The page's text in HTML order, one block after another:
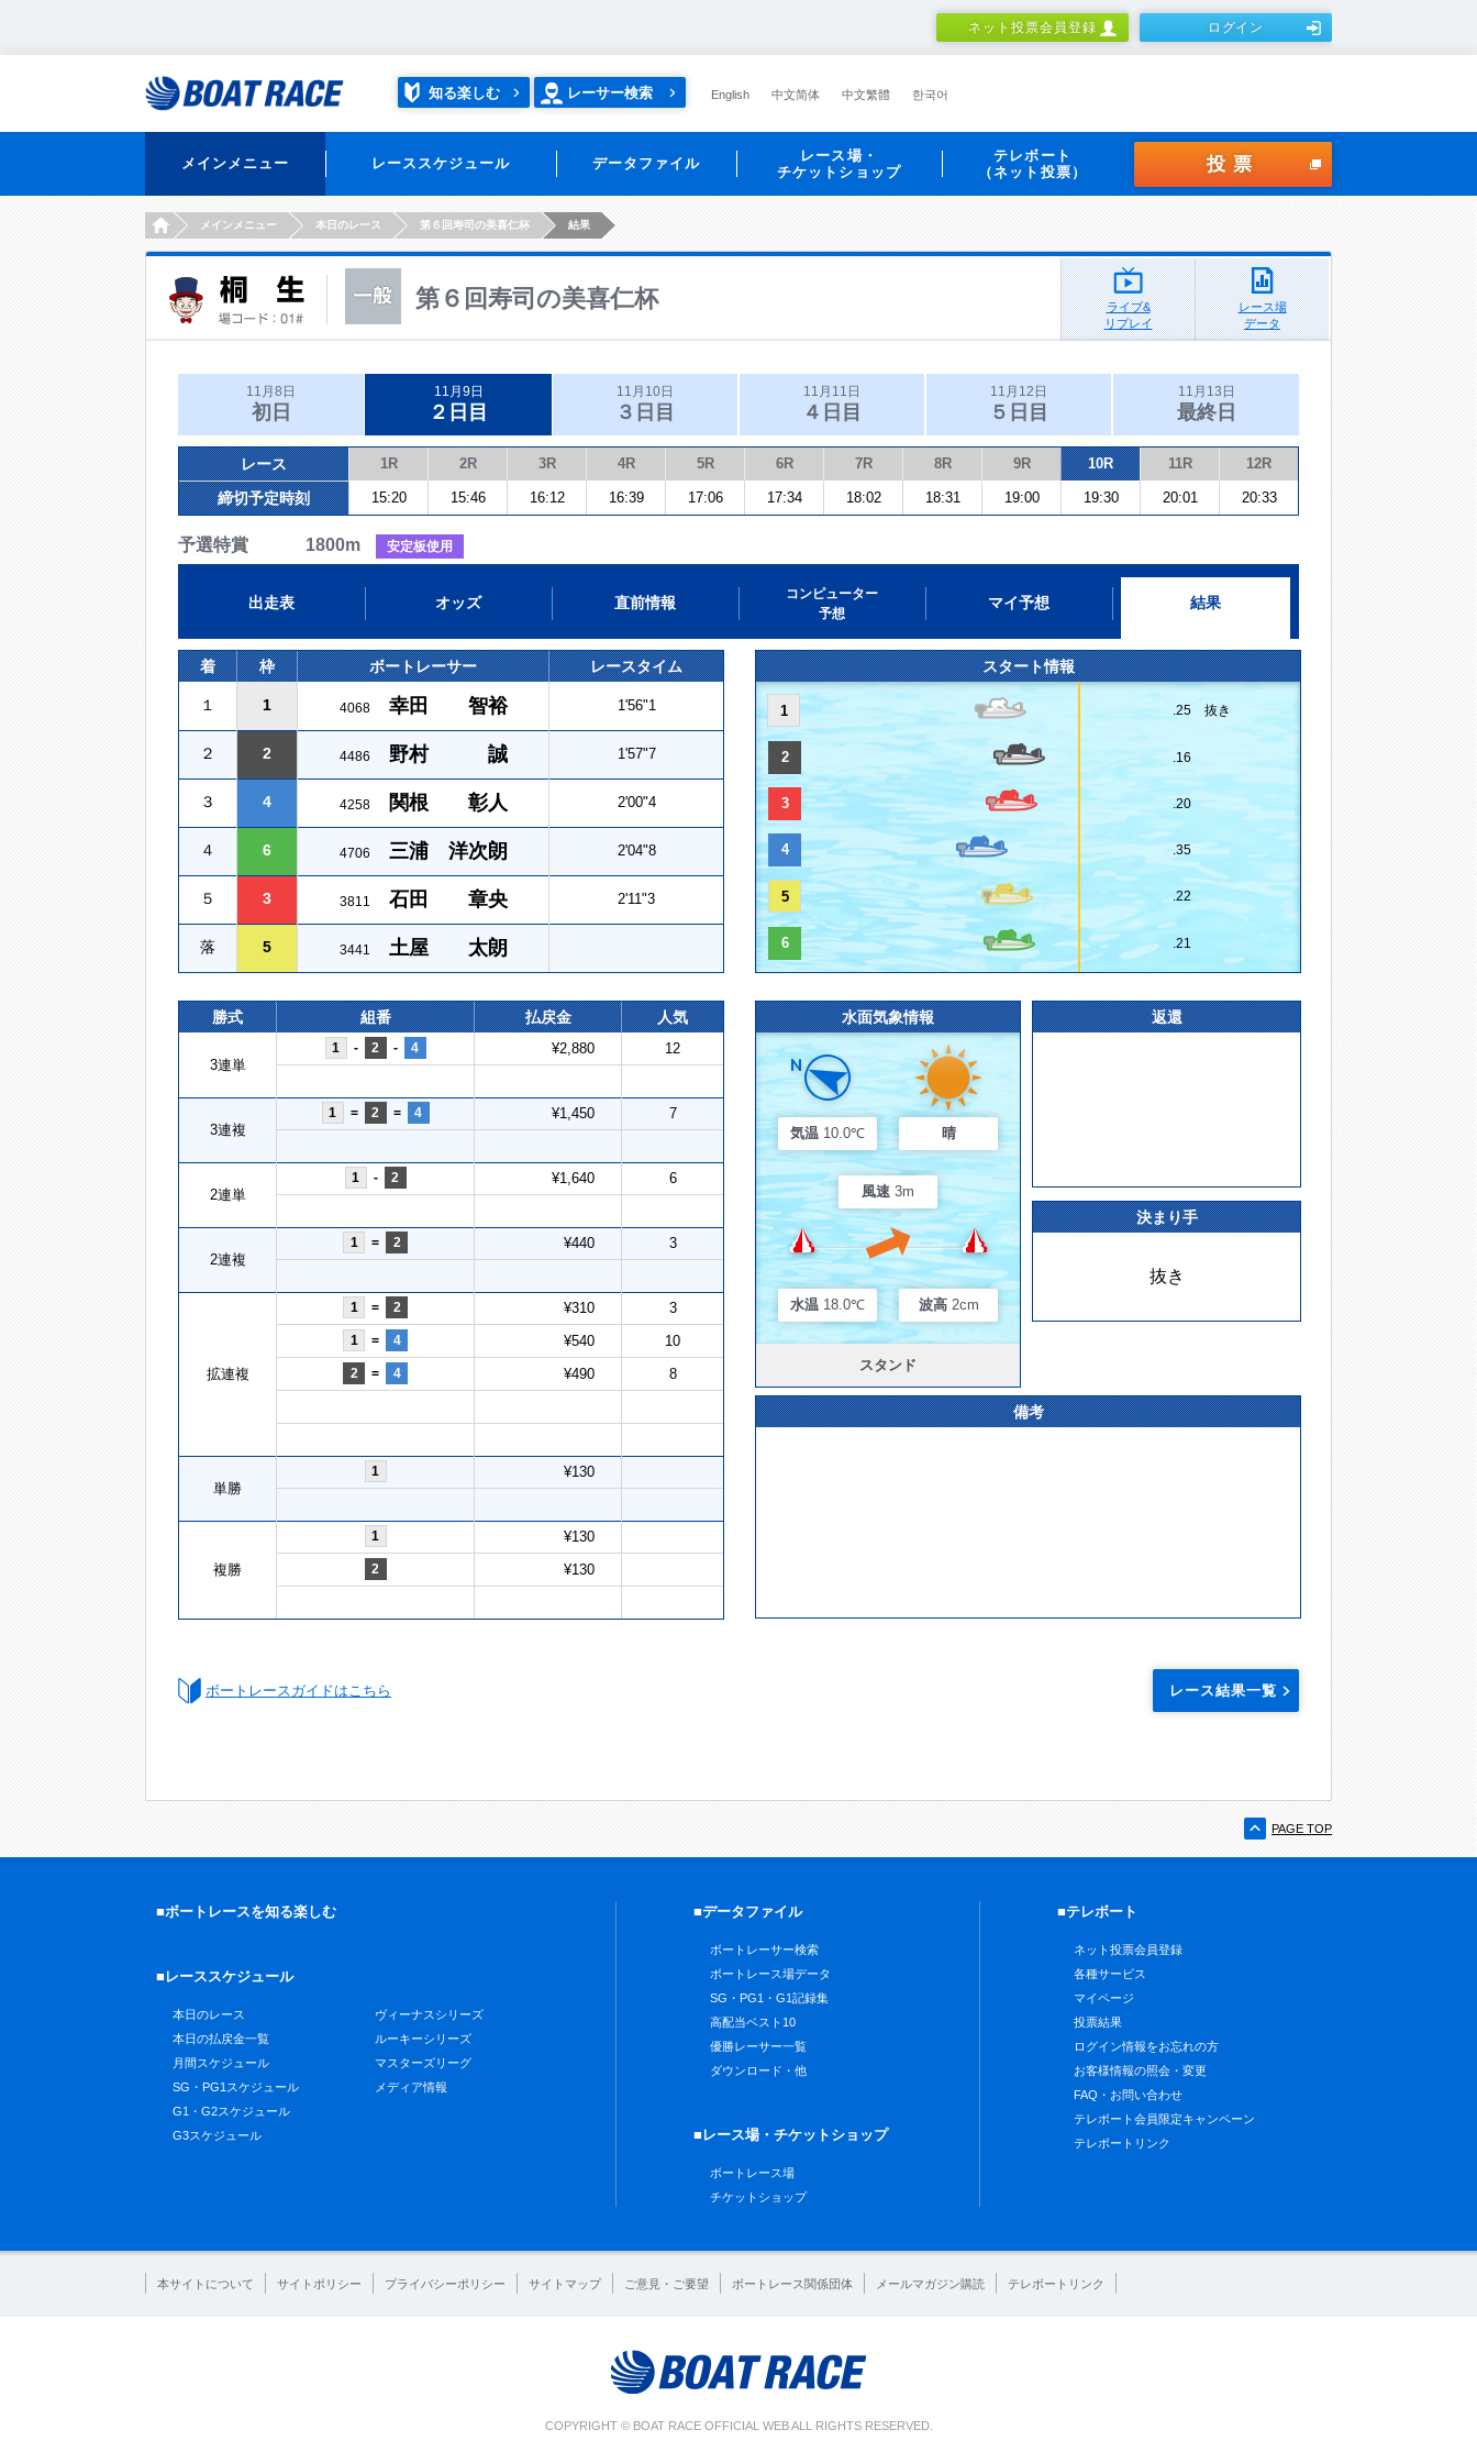
ネット投票会員登録 ログイン
知る楽しむ レーサー検索 English 中文简体 中文繁體 한국어
メインメニュー レーススケジュール データファイル
レース場・
チケットショップ
テレボート
（ネット投票）
投票
HOMEメインメニュー 本日のレース 第６回寿司の美喜仁杯 結果
第６回寿司の美喜仁杯
ライブ&
リプレイ
レース場
データ
11月8日
初日
11月9日
２日目
11月10日
３日目
11月11日
４日目
11月12日
５日目
11月13日
最終日
レース 1R 2R 3R 4R 5R 6R 7R 8R 9R 10R 11R 12R
締切予定時刻 15:20 15:46 16:12 16:39 17:06 17:34 18:02 18:31 19:00 19:30 20:01 20:33
予選特賞 1800m 安定板使用
出走表 オッズ 直前情報
コンピューター
予想
マイ予想 結果
着 枠 ボートレーサー レースタイム
１ 1 4068 幸田 智裕 1'56"1
２ 2 4486 野村 誠 1'57"7
３ 4 4258 関根 彰人 2'00"4
４ 6 4706 三浦 洋次朗 2'04"8
５ 3 3811 石田 章央 2'11"3
落 5 3441 土屋 太朗
スタート情報
1 .25 抜き
2 .16
3 .20
4 .35
5 .22
6 .21
勝式 組番 払戻金 人気
3連単
1 - 2 - 4 ¥2,880 12
3連複
1 = 2 = 4 ¥1,450 7
2連単
1 - 2 ¥1,640 6
2連複
1 = 2 ¥440 3
拡連複
1 = 2 ¥310 3
1 = 4 ¥540 10
2 = 4 ¥490 8
単勝
1 ¥130
複勝
1 ¥130
2 ¥130
水面気象情報
気温 10.0℃ 晴
風速 3m
水温 18.0℃ 波高 2cm
スタンド
返還
決まり手
抜き
備考
ボートレースガイドはこちら レース結果一覧
PAGE TOP
■ボートレースを知る楽しむ
■レーススケジュール
本日のレース
本日の払戻金一覧
月間スケジュール
SG・PG1スケジュール
G1・G2スケジュール
G3スケジュール
ヴィーナスシリーズ
ルーキーシリーズ
マスターズリーグ
メディア情報
■データファイル
ボートレーサー検索
ボートレース場データ
SG・PG1・G1記録集
高配当ベスト10
優勝レーサー一覧
ダウンロード・他
■レース場・チケットショップ
ボートレース場
チケットショップ
■テレボート
ネット投票会員登録
各種サービス
マイページ
投票結果
ログイン情報をお忘れの方
お客様情報の照会・変更
FAQ・お問い合わせ
テレボート会員限定キャンペーン
テレボートリンク
本サイトについて サイトポリシー プライバシーポリシー サイトマップ ご意見・ご要望 ボートレース関係団体 メールマガジン購読 テレボートリンク
COPYRIGHT © BOAT RACE OFFICIAL WEB ALL RIGHTS RESERVED.